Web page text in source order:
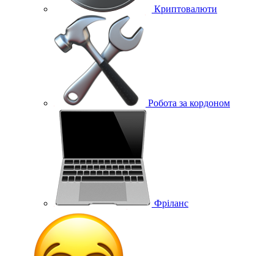
Криптовалюти
Робота за кордоном
Фріланс